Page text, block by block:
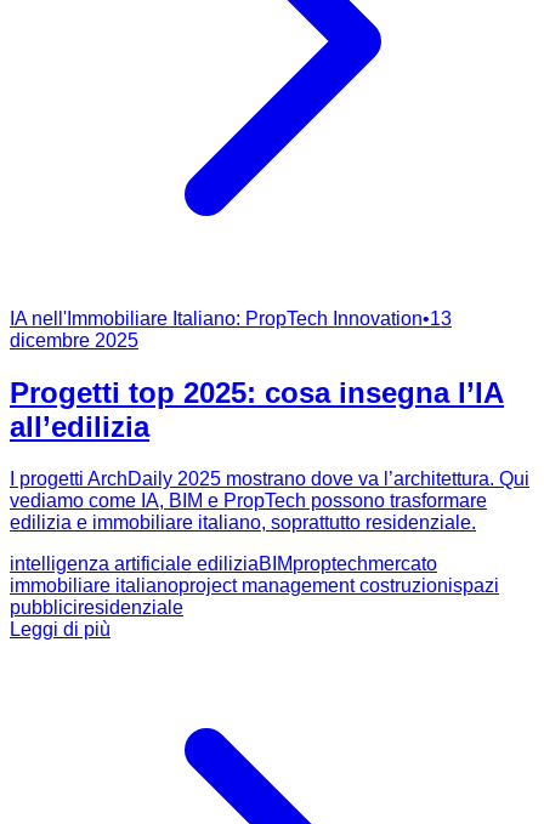
IA nell'Immobiliare Italiano: PropTech Innovation•13
dicembre 2025
Progetti top 2025: cosa insegna l’IA
all’edilizia
I progetti ArchDaily 2025 mostrano dove va l’architettura. Qui
vediamo come IA, BIM e PropTech possono trasformare
edilizia e immobiliare italiano, soprattutto residenziale.
intelligenza artificiale ediliziaBIMproptechmercato
immobiliare italianoproject management costruzionispazi
pubbliciresidenziale
Leggi di più